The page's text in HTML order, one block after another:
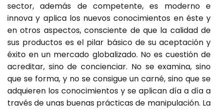
sector, además de competente, es moderno e
innova y aplica los nuevos conocimientos en éste y
en otros aspectos, consciente de que la calidad de
sus productos es el pilar básico de su aceptación y
éxito en un mercado globalizado. No es cuestión de
acreditar, sino de concienciar. No se examina, sino
que se forma, y no se consigue un carné, sino que se
adquieren los conocimientos y se aplican día a día a
través de unas buenas prácticas de manipulación. La